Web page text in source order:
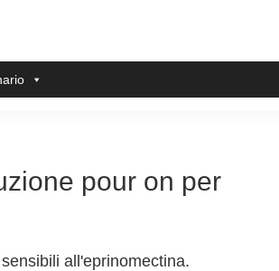
pour on per
all'eprinomectina.